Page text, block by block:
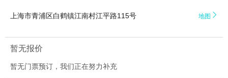
上海市青浦区白鹤镇江南村江平路115号 地图 
暂无报价
暂无门票预订，我们正在努力补充